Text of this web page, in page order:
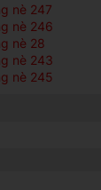
nè 247
nè 246
nè 28
nè 243
nè 245